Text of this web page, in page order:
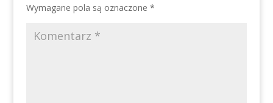
Wymagane pola są oznaczone *